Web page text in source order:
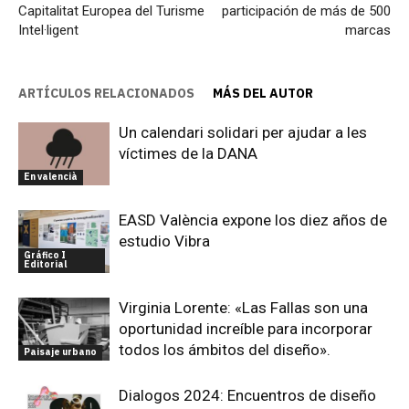
Capitalitat Europea del Turisme
Intel·ligent
participación de más de 500
marcas
ARTÍCULOS RELACIONADOS MÁS DEL AUTOR
En valencià
Un calendari solidari per ajudar a les
víctimes de la DANA
Gráfico I
Editorial
EASD València expone los diez años de
estudio Vibra
Paisaje urbano
Virginia Lorente: «Las Fallas son una
oportunidad increíble para incorporar
todos los ámbitos del diseño».
Dialogos 2024: Encuentros de diseño